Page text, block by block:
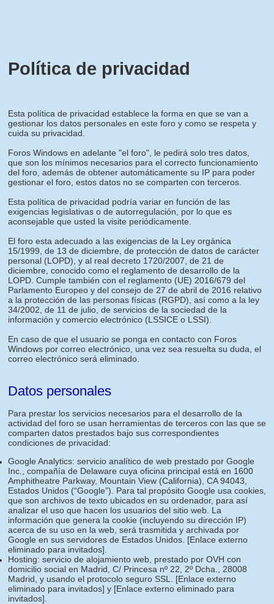
Política de privacidad
Esta política de privacidad establece la forma en que se van a
gestionar los datos personales en este foro y como se respeta y
cuida su privacidad.
Foros Windows en adelante "el foro", le pedirá solo tres datos,
que son los mínimos necesarios para el correcto funcionamiento
del foro, además de obtener automáticamente su IP para poder
gestionar el foro, estos datos no se comparten con terceros.
Esta política de privacidad podría variar en función de las
exigencias legislativas o de autorregulación, por lo que es
aconsejable que usted la visite periódicamente.
El foro esta adecuado a las exigencias de la Ley orgánica
15/1999, de 13 de diciembre, de protección de datos de carácter
personal (LOPD), y al real decreto 1720/2007, de 21 de
diciembre, conocido como el reglamento de desarrollo de la
LOPD. Cumple también con el reglamento (UE) 2016/679 del
Parlamento Europeo y del consejo de 27 de abril de 2016 relativo
a la protección de las personas físicas (RGPD), así como a la ley
34/2002, de 11 de julio, de servicios de la sociedad de la
información y comercio electrónico (LSSICE o LSSI).
En caso de que el usuario se ponga en contacto con Foros
Windows por correo electrónico, una vez sea resuelta su duda, el
correo electrónico será eliminado.
Datos personales
Para prestar los servicios necesarios para el desarrollo de la
actividad del foro se usan herramientas de terceros con las que se
comparten datos prestados bajo sus correspondientes
condiciones de privacidad:
Google Analytics: servicio analítico de web prestado por Google
Inc., compañía de Delaware cuya oficina principal está en 1600
Amphitheatre Parkway, Mountain View (California), CA 94043,
Estados Unidos (“Google”). Para tal propósito Google usa cookies,
que son archivos de texto ubicados en su ordenador, para así
analizar el uso que hacen los usuarios del sitio web. La
información que genera la cookie (incluyendo su dirección IP)
acerca de su uso en la web, será trasmitida y archivada por
Google en sus servidores de Estados Unidos. [Enlace externo
eliminado para invitados]
Hosting: servicio de alojamiento web, prestado por OVH con
domicilio social en Madrid, C/ Princesa nº 22, 2º Dcha., 28008
Madrid, y usando el protocolo seguro SSL. [Enlace externo
eliminado para invitados] y [Enlace externo eliminado para
invitados]